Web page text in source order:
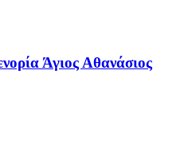
Άγιος Αθανάσιος